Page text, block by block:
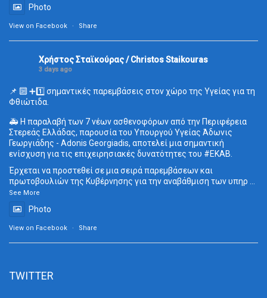
Photo
View on Facebook · Share
Χρήστος Σταϊκούρας / Christos Staikouras
3 days ago
📌 🔟 ➕1️⃣ σημαντικές παρεμβάσεις στον χώρο της Υγείας για τη
Φθιώτιδα.
🚑 Η παραλαβή των 7 νέων ασθενοφόρων από την Περιφέρεια
Στερεάς Ελλάδας, παρουσία του Υπουργού Υγείας Άδωνις
Γεωργιάδης - Adonis Georgiadis, αποτελεί μια σημαντική
ενίσχυση για τις επιχειρησιακές δυνατότητες του #ΕΚΑΒ.
Έρχεται να προστεθεί σε μια σειρά παρεμβάσεων και
πρωτοβουλιών της Κυβέρνησης για την αναβάθμιση των υπηρ ...
See More
Photo
View on Facebook · Share
TWITTER